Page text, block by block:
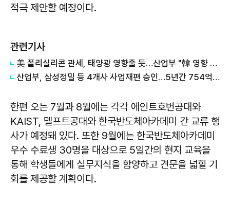
적극 제안할 예정이다.
관련기사
美 폴리실리콘 관세, 태양광 영향줄 듯…산업부 "韓 영향 최소화 협의"
산업부, 삼성정밀 등 4개사 사업재편 승인…5년간 754억 투자·99명 고용
한편 오는 7월과 8월에는 각각 에인트호번공대와
KAIST, 델프트공대와 한국반도체아카데미 간 교류 행
사가 예정돼 있다. 또한 9월에는 한국반도체아카데미
우수 수료생 30명을 대상으로 5일간의 현지 교육을
통해 학생들에게 실무지식을 함양하고 견문을 넓힐 기
회를 제공할 계획이다.